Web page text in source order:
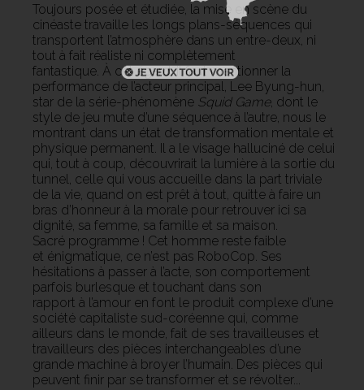
Toujours posée et étudiée, la mise en scène du
cinéaste travaille les longs plans-séquences qui
transportent l’atmosphère dans un entre-deux, ni
tout à fait réaliste ni complètement
fantastique. À cet égard, il faut mentionner la
performance de l’acteur principal, Lee Byung-hun,
star de la série-phénomène Squid Game, dont le
style de jeu mute d’une séquence à l’autre, nous le
montrant dans un état de transformation mentale et
physique permanent. Il a le visage halluciné de celui
qui, tout à coup, découvrirait la lumière à la sortie du
tunnel, celle qui vous accueille dans la part triviale
de la vie, quand on est prêt à tout, quitte à faire un
bras d’honneur à la morale pour retrouver ici sa
dignité, sa femme, sa famille et sa maison.
Sacré programme ! Cet homme reste faible
et énigmatique, ce n’est pas RoboCop. Ses
hésitations à passer à l’acte, son comportement
parfois burlesque et touchant dans son
rapport à l’amour en font le produit complexe d’une
société capitaliste sud-coréenne qui, comme
ailleurs dans le monde, fait de ses travailleuses et
travailleurs des pièces interchangeables d’une
grande machine à broyer l’humain. Des pièces qui
peuvent finir par se transformer et se révolter...